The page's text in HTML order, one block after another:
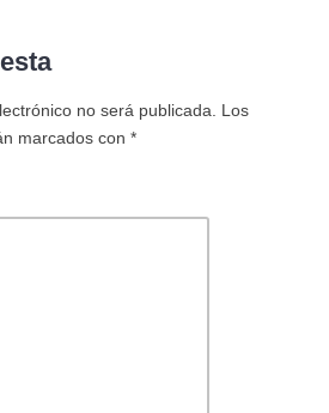
no será publicada.
Los
marcados con *